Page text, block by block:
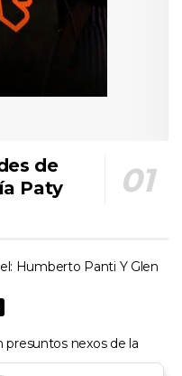
de
Paty
Humberto Panti Y Glen
presuntos nexos de la